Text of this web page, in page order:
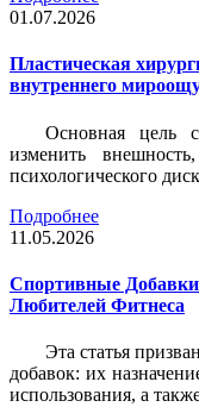
01.07.2026
Пластическая
внутреннего
Основная цель
изменить
психологического
Подробнее
11.05.2026
Спортивные
Любителей Фитнеса
Эта статья
добавок: их
использования, а